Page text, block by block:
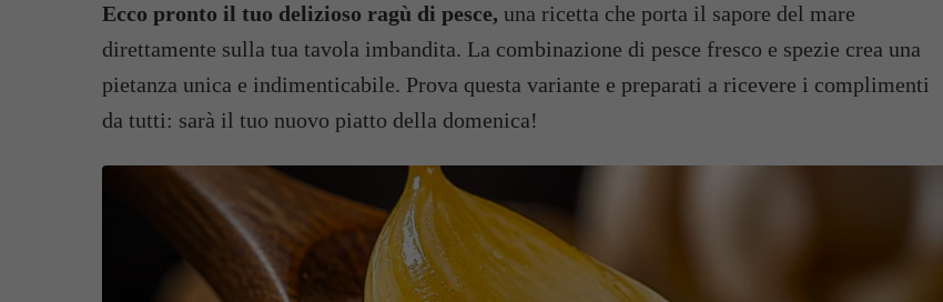
Ecco pronto il tuo delizioso ragù di pesce, una ricetta che porta il sapore del mare
direttamente sulla tua tavola imbandita. La combinazione di pesce fresco e spezie crea una
pietanza unica e indimenticabile. Prova questa variante e preparati a ricevere i complimenti
da tutti: sarà il tuo nuovo piatto della domenica!